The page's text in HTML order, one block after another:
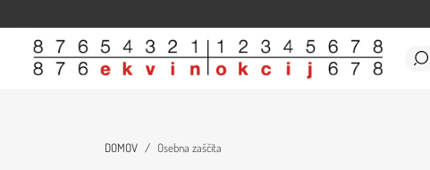
Domov Trgovina Članki O nas Kontakt
DOMOV Osebna zaščita